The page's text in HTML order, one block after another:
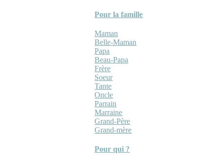
Pour la famille
Maman
Belle-Maman
Papa
Beau-Papa
Frère
Soeur
Tante
Oncle
Parrain
Marraine
Grand-Père
Grand-mère
Pour qui ?